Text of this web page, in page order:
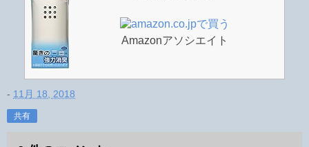
Amazonアソシエイト
- 11月 18, 2018
共有